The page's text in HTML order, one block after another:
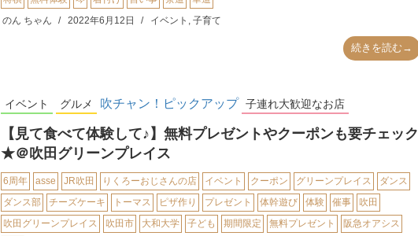
のん ちゃん
2022年6月12日 イベント , 子育て
続きを読む→
イベント グルメ 吹チャン！ピックアップ 子連れ大歓迎なお店
【見て食べて体験して♪】無料プレゼントやクーポンも要チェック
★＠吹田グリーンプレイス
6周年 asse JR吹田 りくろーおじさんの店 イベント クーポン グリーンプレイス
ダンス
ダンス部
チーズケーキ トーマス ピザ作り プレゼント 体幹遊び 体験 催事
吹田
吹田グリーンプレイス
吹田市 大和大学 子ども 期間限定 無料プレゼント
阪急オアシス